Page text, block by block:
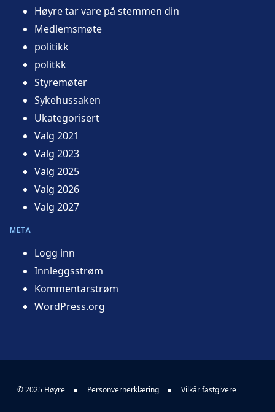
Høyre tar vare på stemmen din
Medlemsmøte
politikk
politkk
Styremøter
Sykehussaken
Ukategorisert
Valg 2021
Valg 2023
Valg 2025
Valg 2026
Valg 2027
META
Logg inn
Innleggsstrøm
Kommentarstrøm
WordPress.org
© 2025 Høyre Personvernerklæring Vilkår fastgivere